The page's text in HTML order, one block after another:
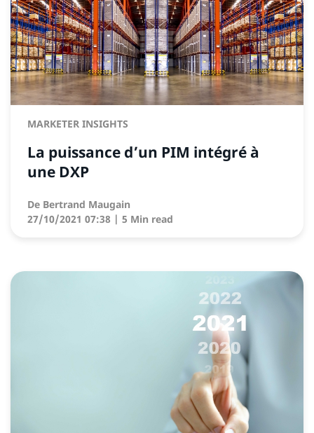
MARKETER INSIGHTS
La puissance d’un PIM intégré à
une DXP
De Bertrand Maugain
27/10/2021 07:38 | 5 Min read